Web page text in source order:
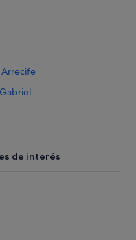
Arrecife
Gines
de interés